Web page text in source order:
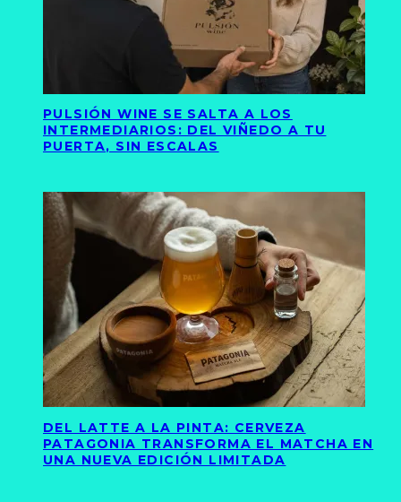
PULSIÓN WINE SE SALTA A LOS
INTERMEDIARIOS: DEL VIÑEDO A TU
PUERTA, SIN ESCALAS
DEL LATTE A LA PINTA: CERVEZA
PATAGONIA TRANSFORMA EL MATCHA EN
UNA NUEVA EDICIÓN LIMITADA